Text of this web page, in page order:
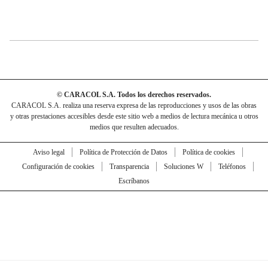
© CARACOL S.A. Todos los derechos reservados.
CARACOL S.A. realiza una reserva expresa de las reproducciones y usos de las obras
y otras prestaciones accesibles desde este sitio web a medios de lectura mecánica u otros
medios que resulten adecuados.
Aviso legal Política de Protección de Datos
Política de cookies
Configuración de cookies
Transparencia Soluciones W
Teléfonos
Escríbanos